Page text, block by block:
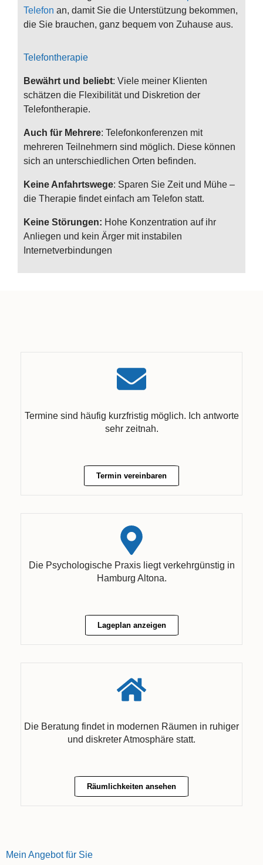
Telefon an, damit Sie die Unterstützung bekommen,
die Sie brauchen, ganz bequem von Zuhause aus.
Telefontherapie
Bewährt und beliebt: Viele meiner Klienten
schätzen die Flexibilität und Diskretion der
Telefontherapie.
Auch für Mehrere: Telefonkonferenzen mit
mehreren Teilnehmern sind möglich. Diese können
sich an unterschiedlichen Orten befinden.
Keine Anfahrtswege: Sparen Sie Zeit und Mühe –
die Therapie findet einfach am Telefon statt.
Keine Störungen: Hohe Konzentration auf ihr
Anliegen und kein Ärger mit instabilen
Internetverbindungen
Termine sind häufig kurzfristig möglich. Ich antworte
sehr zeitnah.
Termin vereinbaren
Die Psychologische Praxis liegt verkehrgünstig in
Hamburg Altona.
Lageplan anzeigen
Die Beratung findet in modernen Räumen in ruhiger
und diskreter Atmosphäre statt.
Räumlichkeiten ansehen
Mein Angebot für Sie